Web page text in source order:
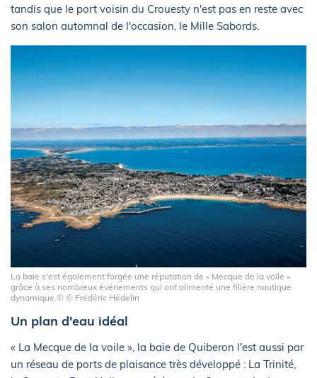
tandis que le port voisin du Crouesty n'est pas en reste avec
son salon automnal de l'occasion, le Mille Sabords.
La baie s'est également forgée une réputation de « Mecque de la voile »
grâce à ses nombreux événements qui ont alimenté une filière nautique
dynamique.© © Frédéric Hédelin
Un plan d'eau idéal
« La Mecque de la voile », la baie de Quiberon l'est aussi par
un réseau de ports de plaisance très développé : La Trinité,